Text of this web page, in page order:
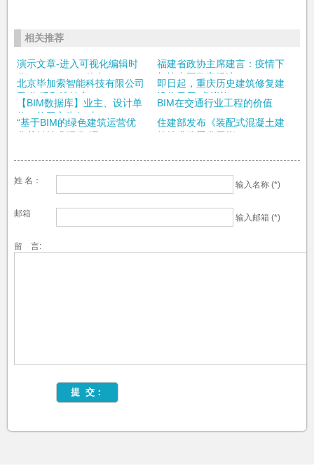
相关推荐
演示文章-进入可视化编辑时
代：WordPress的自...
福建省政协主席建言：疫情下
加快中国数字经济...
北京毕加索智能科技有限公司
受邀“呼和浩特市...
即日起，重庆历史建筑修复建
设将采用“虚拟施...
【BIM数据库】业主、设计单
位、施工方为何对B...
BIM在交通行业工程的价值
“基于BIM的绿色建筑运营优
化关键技术研发”课...
住建部发布《装配式混凝土建
筑技术体系发展指...
姓 名： 输入名称 (*)
邮箱 输入邮箱 (*)
留 言: